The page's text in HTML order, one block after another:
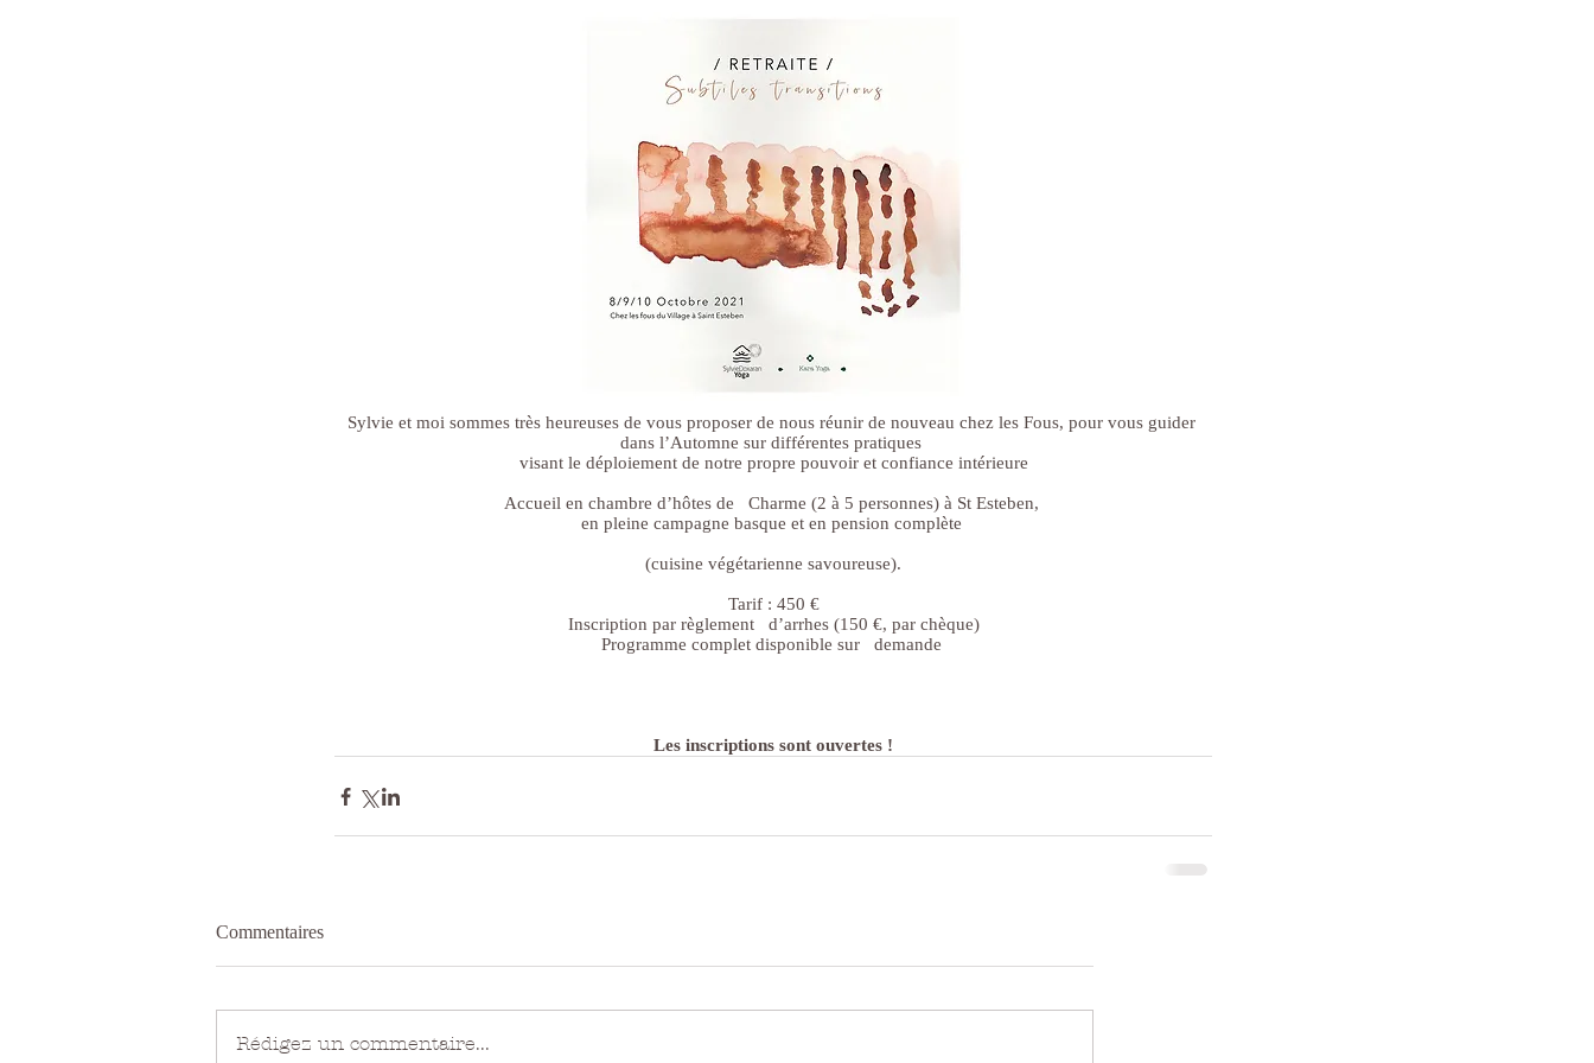
Sylvie et moi sommes très heureuses de vous proposer de nous réunir de nouveau chez les Fous, pour vous guider
dans l’Automne sur différentes pratiques
visant le déploiement de notre propre pouvoir et confiance intérieure
Accueil en chambre d’hôtes de   Charme (2 à 5 personnes) à St Esteben,
en pleine campagne basque et en pension complète
(cuisine végétarienne savoureuse).
Tarif : 450 €
Inscription par règlement   d’arrhes (150 €, par chèque)
Programme complet disponible sur   demande
Les inscriptions sont ouvertes !
Commentaires
Rédigez un commentaire...